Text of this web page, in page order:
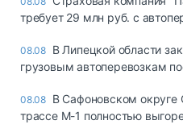
требует 29 млн руб. с
08.08 В Липецкой области
грузовым автоперевозкам
08.08 В Сафоновском округе
трассе М-1 полностью